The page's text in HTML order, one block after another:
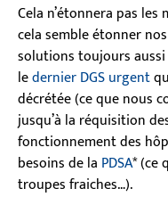
Cela n’étonnera pas les
cela semble étonner
solutions toujours
ledernier DGS urgent
décrétée (ce que nous
jusqu’à la réquisition
fonctionnement des
besoins de la PDSA* (ce
troupes fraiches…).